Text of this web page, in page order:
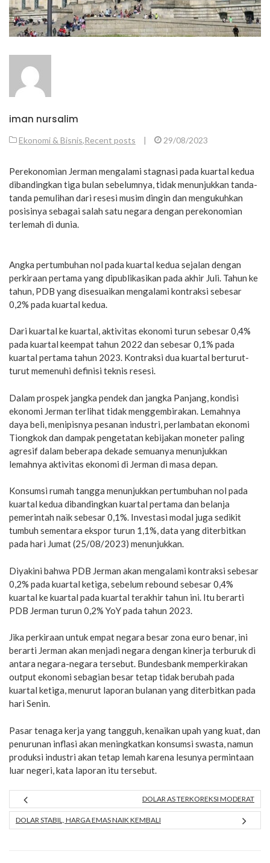
iman nursalim
Ekonomi & Bisnis,Recent posts | 29/08/2023
Perekonomian Jerman mengalami stagnasi pada kuartal kedua
dibandingkan tiga bulan sebelumnya, tidak menunjukkan tanda-
tanda pemulihan dari resesi musim dingin dan mengukuhkan
posisinya sebagai salah satu negara dengan perekonomian
terlemah di dunia.
Angka pertumbuhan nol pada kuartal kedua sejalan dengan
perkiraan pertama yang dipublikasikan pada akhir Juli. Tahun ke
tahun, PDB yang disesuaikan mengalami kontraksi sebesar
0,2% pada kuartal kedua.
Dari kuartal ke kuartal, aktivitas ekonomi turun sebesar 0,4%
pada kuartal keempat tahun 2022 dan sebesar 0,1% pada
kuartal pertama tahun 2023. Kontraksi dua kuartal berturut-
turut memenuhi definisi teknis resesi.
Dalam prospek jangka pendek dan jangka Panjang, kondisi
ekonomi Jerman terlihat tidak menggembirakan. Lemahnya
daya beli, menipisnya pesanan industri, perlambatan ekonomi
Tiongkok dan dampak pengetatan kebijakan moneter paling
agresif dalam beberapa dekade semuanya menunjukkan
lemahnya aktivitas ekonomi di Jerman di masa depan.
Konsumsi rumah tangga menunjukkan pertumbuhan nol pada
kuartal kedua dibandingkan kuartal pertama dan belanja
pemerintah naik sebesar 0,1%. Investasi modal juga sedikit
tumbuh sementara ekspor turun 1,1%, data yang diterbitkan
pada hari Jumat (25/08/2023) menunjukkan.
Diyakini bahwa PDB Jerman akan mengalami kontraksi sebesar
0,2% pada kuartal ketiga, sebelum rebound sebesar 0,4%
kuartal ke kuartal pada kuartal terakhir tahun ini. Itu berarti
PDB Jerman turun 0,2% YoY pada tahun 2023.
Jika perkiraan untuk empat negara besar zona euro benar, ini
berarti Jerman akan menjadi negara dengan kinerja terburuk di
antara negara-negara tersebut. Bundesbank memperkirakan
output ekonomi sebagian besar tetap tidak berubah pada
kuartal ketiga, menurut laporan bulanan yang diterbitkan pada
hari Senin.
Pasar tenaga kerja yang tangguh, kenaikan upah yang kuat, dan
penurunan inflasi akan meningkatkan konsumsi swasta, namun
produksi industri akan tetap lemah karena lesunya permintaan
luar negeri, kata laporan itu tersebut.
DOLAR AS TERKOREKSI MODERAT
DOLAR STABIL, HARGA EMAS NAIK KEMBALI